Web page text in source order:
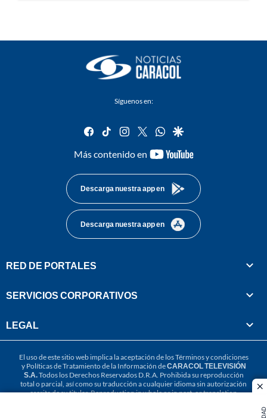
Síguenos en:
facebook
tiktok instagram
twitterwhatsapp
google
Más contenido en
youtube-
Descarga nuestra app en
Descarga nuestra app en
RED DE PORTALES
SERVICIOS CORPORATIVOS
LEGAL
El uso de este sitio web implica la aceptación de losTérminos y condiciones
y Políticas de Tratamiento de la Información deCARACOL TELEVISIÓN
S.A.Todos los Derechos Reservados D.R.A. Prohibida su reproducción
total o parcial, así como su traducción a cualquier idioma sin autorización
escrita de su titular. Reproduction in whole or in part, or translation